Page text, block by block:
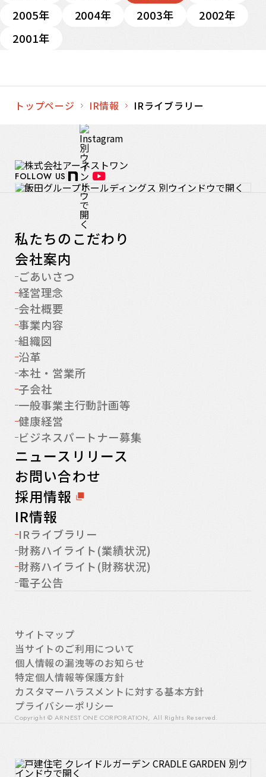
2005年
2004年 2003年
2002年
2001年
トップページ IR情報 IRライブラリー
FOLLOW US
私たちのこだわり
会社案内
ごあいさつ
経営理念
会社概要
事業内容
組織図
沿革
本社・営業所
子会社
一般事業主行動計画等
健康経営
ビジネスパートナー募集
ニュースリリース
お問い合わせ
採用情報
IR情報
IRライブラリー
財務ハイライト(業績状況)
財務ハイライト(財務状況)
電子公告
サイトマップ
当サイトのご利用について
個人情報の漏洩等のお知らせ
特定個人情報等保護方針
カスタマーハラスメントに対する基本方針
プライバシーポリシー
Copyright © ARNEST ONE CORPORATION, All Rights Reserved.